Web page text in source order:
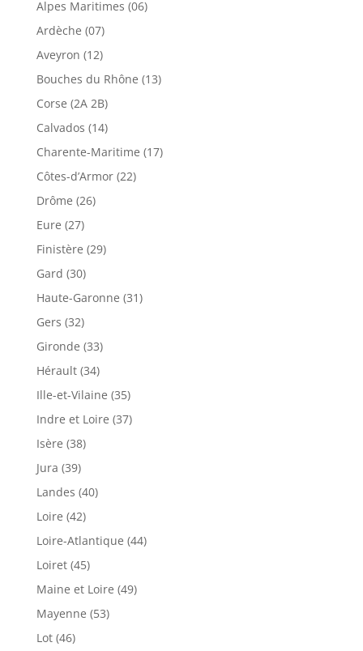
Alpes Maritimes (06)
Ardèche (07)
Aveyron (12)
Bouches du Rhône (13)
Corse (2A 2B)
Calvados (14)
Charente-Maritime (17)
Côtes-d’Armor (22)
Drôme (26)
Eure (27)
Finistère (29)
Gard (30)
Haute-Garonne (31)
Gers (32)
Gironde (33)
Hérault (34)
Ille-et-Vilaine (35)
Indre et Loire (37)
Isère (38)
Jura (39)
Landes (40)
Loire (42)
Loire-Atlantique (44)
Loiret (45)
Maine et Loire (49)
Mayenne (53)
Lot (46)